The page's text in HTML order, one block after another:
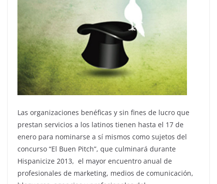
Las organizaciones benéficas y sin fines de lucro que
prestan servicios a los latinos tienen hasta el 17 de
enero para nominarse a sí mismos como sujetos del
concurso “El Buen Pitch”, que culminará durante
Hispanicize 2013, el mayor encuentro anual de
profesionales de marketing, medios de comunicación,